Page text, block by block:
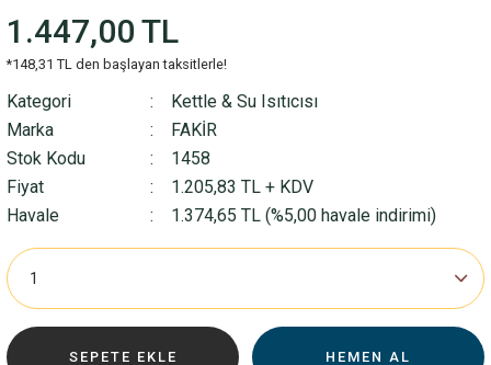
1.447,00 TL
*148,31 TL den başlayan taksitlerle!
Kategori
Kettle & Su Isıtıcısı
Marka
FAKİR
Stok Kodu
1458
Fiyat
1.205,83 TL + KDV
Havale
1.374,65 TL (%5,00 havale indirimi)
SEPETE EKLE HEMEN AL